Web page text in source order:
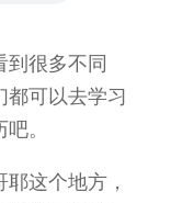
到很多不同
可以去学习
。
这个地方，